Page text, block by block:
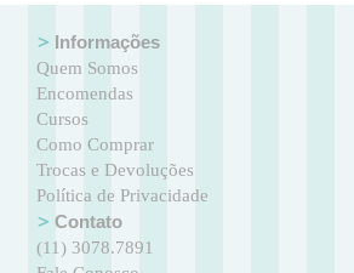
Informações
Quem Somos
Encomendas
Cursos
Como Comprar
Trocas e Devoluções
Política de Privacidade
Contato
(11) 3078.7891